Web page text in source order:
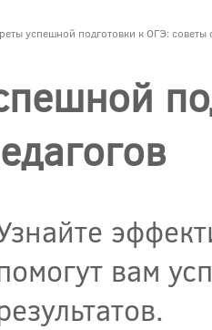
успешной подготовки к ОГЭ: советы
вам